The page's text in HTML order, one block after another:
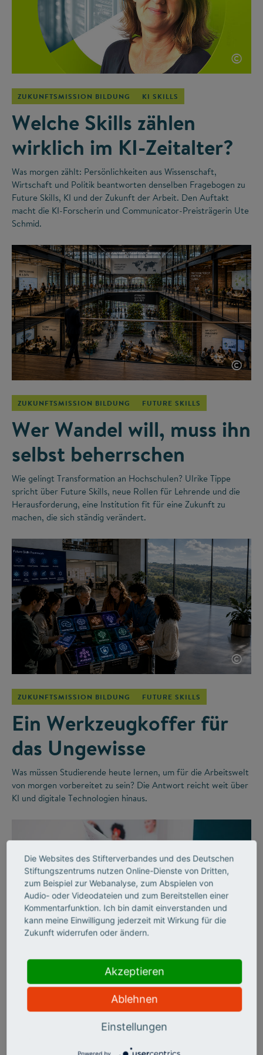
©
ZUKUNFTSMISSION BILDUNG KI SKILLS
Welche Skills zählen
wirklich im KI-Zeitalter?
Was morgen zählt: Persönlichkeiten aus Wissenschaft,
Wirtschaft und Politik beantworten denselben Fragebogen zu
Future Skills, KI und der Zukunft der Arbeit. Den Auftakt
macht die KI-Forscherin und Communicator-Preisträgerin Ute
Schmid.
©
ZUKUNFTSMISSION BILDUNG FUTURE SKILLS
Wer Wandel will, muss ihn
selbst beherrschen
Wie gelingt Transformation an Hochschulen? Ulrike Tippe
spricht über Future Skills, neue Rollen für Lehrende und die
Herausforderung, eine Institution fit für eine Zukunft zu
machen, die sich ständig verändert.
©
ZUKUNFTSMISSION BILDUNG FUTURE SKILLS
Ein Werkzeugkoffer für
das Ungewisse
Was müssen Studierende heute lernen, um für die Arbeitswelt
von morgen vorbereitet zu sein? Die Antwort reicht weit über
KI und digitale Technologien hinaus.
AUSSERSCHULISCHES LERNEN
Freude am Lernen
Der Stifterverband schuf vor 40 Jahren mit Bildung &
Die Websites des Stifterverbandes und des Deutschen
Stiftungszentrums nutzen Online-Dienste von Dritten,
zum Beispiel zur Webanalyse, zum Abspielen von
Audio- oder Videodateien und zum Bereitstellen einer
Kommentarfunktion. Ich bin damit einverstanden und
kann meine Einwilligung jederzeit mit Wirkung für die
Zukunft widerrufen oder ändern.
Akzeptieren
Ablehnen
Einstellungen
Powered by